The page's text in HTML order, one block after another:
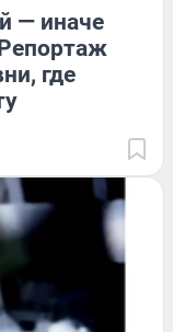
— иначе
где